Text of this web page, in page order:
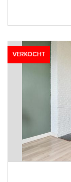
VERKOCHT